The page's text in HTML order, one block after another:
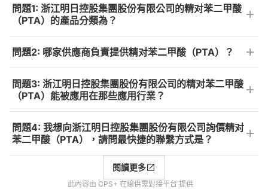
問題1: 浙江明日控股集團股份有限公司的精对苯二甲酸
（PTA）的產品分類為？
問題2: 哪家供應商負責提供精对苯二甲酸（PTA）？
問題3: 浙江明日控股集團股份有限公司的精对苯二甲酸
（PTA）能被應用在那些應用行業？
問題4: 我想向浙江明日控股集團股份有限公司詢價精对
苯二甲酸（PTA），請問最快捷的聯繫方式是？
閱讀更多
此內容由 CPS+ 在線供需對接平台 提供